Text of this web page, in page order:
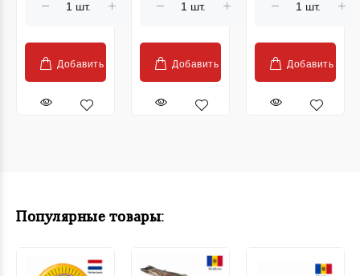
Добавить Добавить Добавить
Популярные товары: